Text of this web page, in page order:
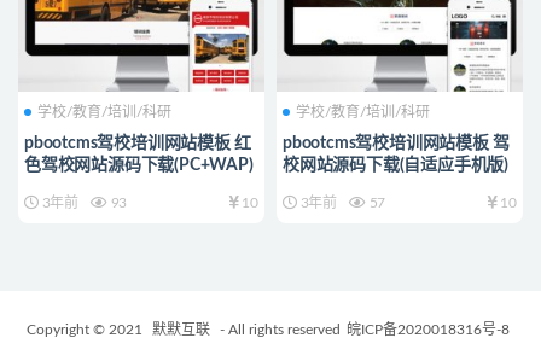
学校/教育/培训/科研
pbootcms驾校培训网站模板 红
色驾校网站源码下载(PC+WAP)
3年前 93 10
学校/教育/培训/科研
pbootcms驾校培训网站模板 驾
校网站源码下载(自适应手机版)
3年前 57 10
Copyright © 2021 默默互联 - All rights reserved 皖ICP备2020018316号-8